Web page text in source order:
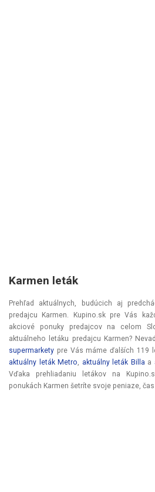
Karmen leták
Prehľad aktuálnych, budúcich aj
predajcu Karmen. Kupino.sk pre Vás
akciové ponuky predajcov na celom
aktuálneho letáku predajcu Karmen?
supermarkety pre Vás máme ďalších 119
aktuálny leták Metro, aktuálny leták Billa a
Vďaka prehliadaniu letákov na
ponukách Karmen šetríte svoje peniaze,